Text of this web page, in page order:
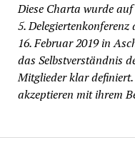
Diese Charta wurde
5. Delegiertenkonferenz
16. Februar 2019 in
das Selbstverständnis
Mitglieder klar
akzeptieren mit ihrem